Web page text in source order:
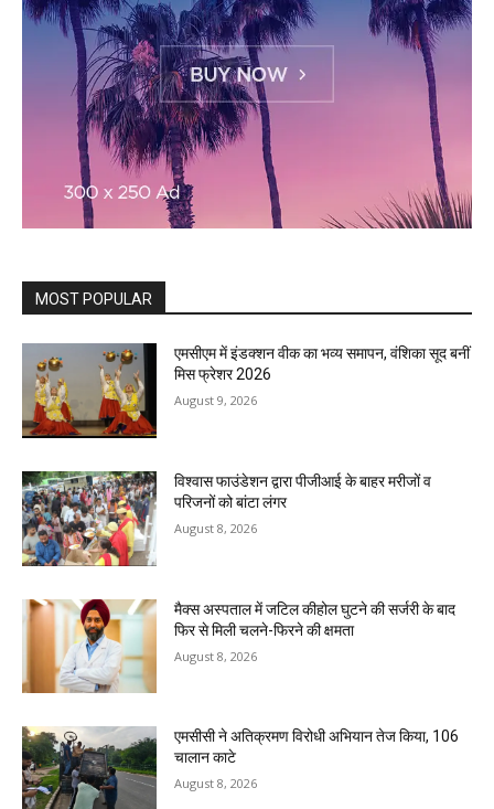
MOST POPULAR
एमसीएम में इंडक्शन वीक का भव्य समापन, वंशिका सूद बनीं
मिस फ्रेशर 2026
August 9, 2026
विश्वास फाउंडेशन द्वारा पीजीआई के बाहर मरीजों व
परिजनों को बांटा लंगर
August 8, 2026
मैक्स अस्पताल में जटिल कीहोल घुटने की सर्जरी के बाद
फिर से मिली चलने-फिरने की क्षमता
August 8, 2026
एमसीसी ने अतिक्रमण विरोधी अभियान तेज किया, 106
चालान काटे
August 8, 2026